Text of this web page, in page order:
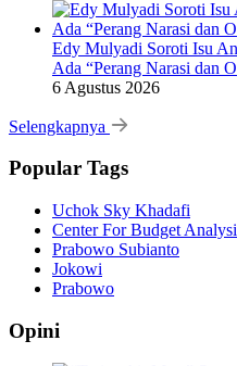
Edy Mulyadi Soroti Isu
Ada “Perang Narasi dan
6 Agustus 2026
Selengkapnya
Popular Tags
Uchok Sky Khadafi
Center For Budget
Prabowo Subianto
Jokowi
Prabowo
Opini